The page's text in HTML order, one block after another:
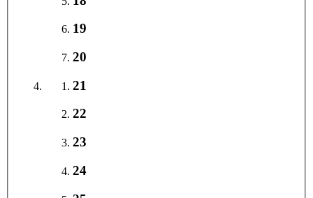
19
20
21
22
23
24